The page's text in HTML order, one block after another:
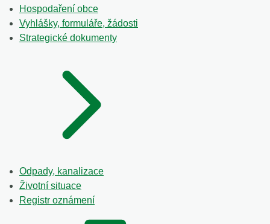
Hospodaření obce
Vyhlášky, formuláře, žádosti
Strategické dokumenty
Odpady, kanalizace
Životní situace
Registr oznámení